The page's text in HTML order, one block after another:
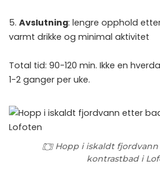
5. Avslutning: lengre opphold
varmt drikke og minimal aktivitet
Total tid: 90-120 min. Ikke en
1-2 ganger per uke.
Hopp i iskaldt
kontrastbad i